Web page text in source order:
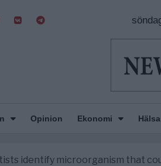
Opinion Ekonomi
identify microorganism that